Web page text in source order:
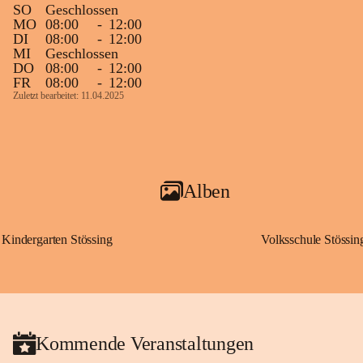
SO
Geschlossen
MO 08:00 - 12:00
DI
08:00 - 12:00
MI
Geschlossen
DO
08:00 - 12:00
FR
08:00 - 12:00
Zuletzt bearbeitet: 11.04.2025
Alben
Kindergarten Stössing Volksschule
Kommende Veranstaltungen